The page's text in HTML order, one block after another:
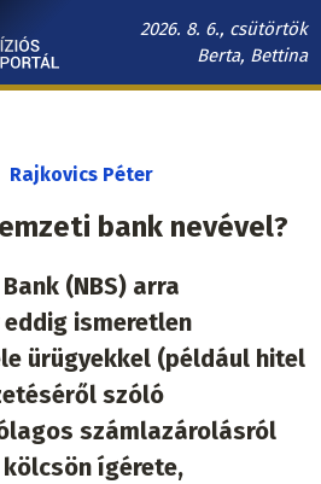
2026. 8. 6., csütörtök
Berta, Bettina
Rajkovics Péter
bank nevével?
(NBS) arra
ismeretlen
ürügyekkel (például hitel
szóló
számlazárolásról
ígérete,